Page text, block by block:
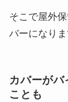
そこで屋外
バーになりま
カバーが
ことも